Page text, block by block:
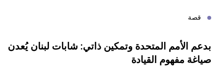
قصة
بدعم الأمم المتحدة وتمكين ذاتي: شابات لبنان يُعدن
صياغة مفهوم القيادة